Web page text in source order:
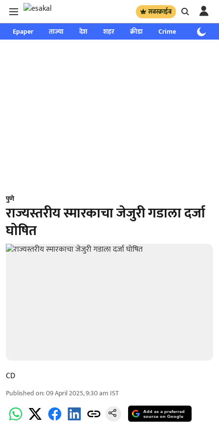
सबस्क्राईब
Epaper ताज्या देश शहर क्रीडा Crime साप्ताहिक
पुणे
राज्यस्तरीय स्मारकाचा जेजुरी गडाला दर्जा
घोषित
CD
Published on:09 April 2025, 9:30 am IST
Add as a preferred
source on Google